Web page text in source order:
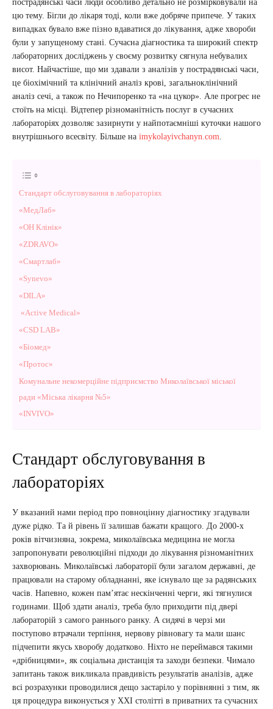
пострадянські часи люди особливо детально не розмірковували на
цю тему. Бігли до лікаря тоді, коли вже добряче припече. У таких
випадках бувало вже пізно вдаватися до лікування, адже хвороби
були у запущеному стані. Сучасна діагностика та широкий спектр
лабораторних досліджень у своєму розвитку сягнула небувалих
висот. Найчастіше, що ми здавали з аналізів у пострадянські часи,
це біохімічний та клінічний аналіз крові, загальноклінічний
аналіз сечі, а також по Нечипоренко та «на цукор». Але прогрес не
стоїть на місці. Відтепер різноманітність послуг в сучасних
лабораторіях дозволяє зазирнути у найпотаємніші куточки нашого
внутрішнього всесвіту. Більше на imykolayivchanyn.com.
Стандарт обслуговування в лабораторіях
«МедЛаб»
«ОН Клінік»
«ZDRAVO»
«Смартлаб»
«Synevo»
«DILA»
«Active Medical»
«CSD LAB»
«Біомед»
«Протос»
Комунальне некомерційне підприємство Миколаївської міської
ради «Міська лікарня №5»
«INVIVO»
Стандарт обслуговування в
лабораторіях
У вказаний нами період про повноцінну діагностику згадували
дуже рідко. Та й рівень її залишав бажати кращого. До 2000-х
років вітчизняна, зокрема, миколаївська медицина не могла
запропонувати революційні підходи до лікування різноманітних
захворювань. Миколаївські лабораторії були загалом державні, де
працювали на старому обладнанні, яке існувало ще за радянських
часів. Напевно, кожен пам’ятає нескінченні черги, які тягнулися
годинами. Щоб здати аналіз, треба було приходити під двері
лабораторій з самого раннього ранку. А сидячі в черзі ми
поступово втрачали терпіння, нервову рівновагу та мали шанс
підчепити якусь хворобу додатково. Ніхто не переймався такими
«дрібницями», як соціальна дистанція та заходи безпеки. Чимало
запитань також викликала правдивість результатів аналізів, адже
всі розрахунки проводилися дещо застаріло у порівнянні з тим, як
ця процедура виконується у ХХІ столітті в приватних та сучасних